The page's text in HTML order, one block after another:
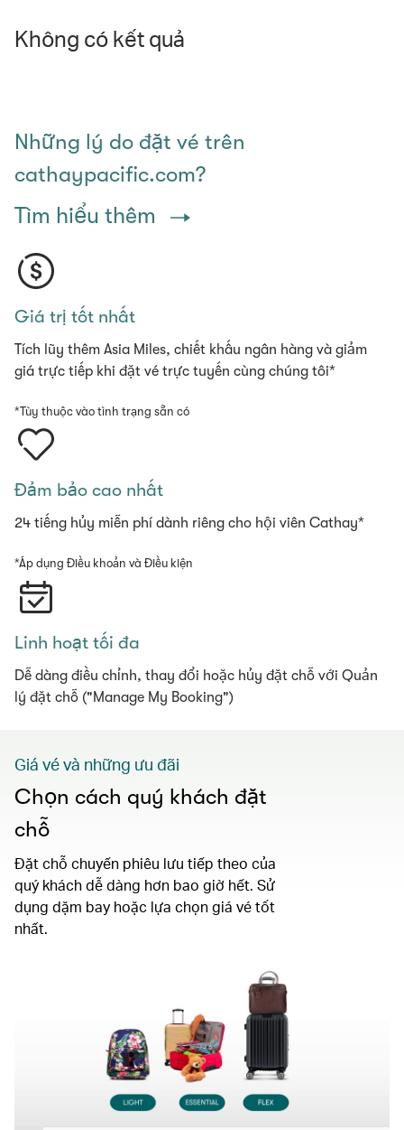
Không có kết quả
Những lý do đặt vé trên
cathaypacific.com?
Tìm hiểu thêm
Giá trị tốt nhất
Tích lũy thêm Asia Miles, chiết khấu ngân hàng và giảm
giá trực tiếp khi đặt vé trực tuyến cùng chúng tôi*
*Tùy thuộc vào tình trạng sẵn có
Đảm bảo cao nhất
24 tiếng hủy miễn phí dành riêng cho hội viên Cathay*
*Áp dụng Điều khoản và Điều kiện
Linh hoạt tối đa
Dễ dàng điều chỉnh, thay đổi hoặc hủy đặt chỗ với Quản
lý đặt chỗ ("Manage My Booking")
Giá vé và những ưu đãi
Chọn cách quý khách đặt
chỗ
Đặt chỗ chuyến phiêu lưu tiếp theo của
quý khách dễ dàng hơn bao giờ hết. Sử
dụng dặm bay hoặc lựa chọn giá vé tốt
nhất.